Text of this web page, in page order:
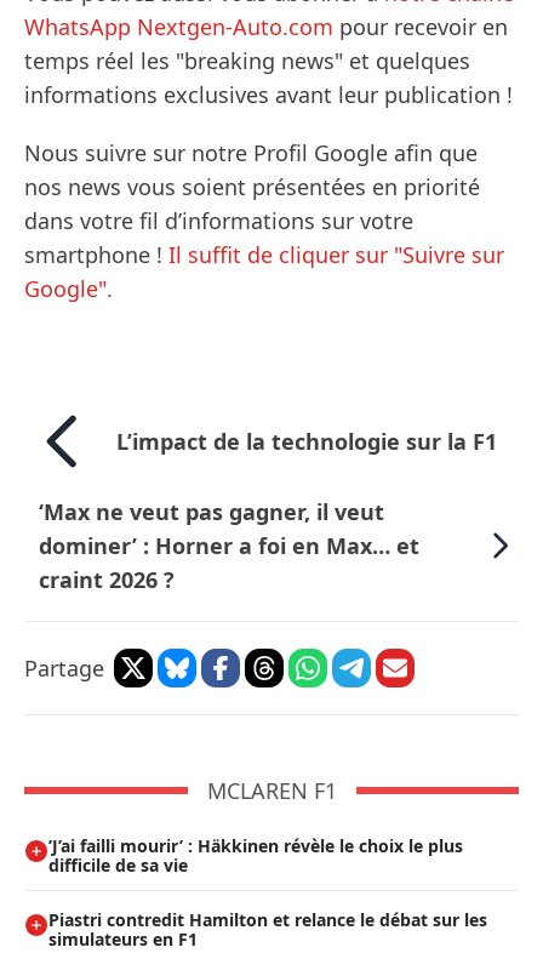
WhatsApp Nextgen-Auto.com pour recevoir en
temps réel les "breaking news" et quelques
informations exclusives avant leur publication !
Nous suivre sur notre Profil Google afin que
nos news vous soient présentées en priorité
dans votre fil d’informations sur votre
smartphone ! Il suffit de cliquer sur "Suivre sur
Google".
L’impact de la technologie sur la F1
‘Max ne veut pas gagner, il veut
dominer’ : Horner a foi en Max… et
craint 2026 ?
Partage
MCLAREN F1
’J’ai failli mourir’ : Häkkinen révèle le choix le plus
difficile de sa vie
Piastri contredit Hamilton et relance le débat sur les
simulateurs en F1